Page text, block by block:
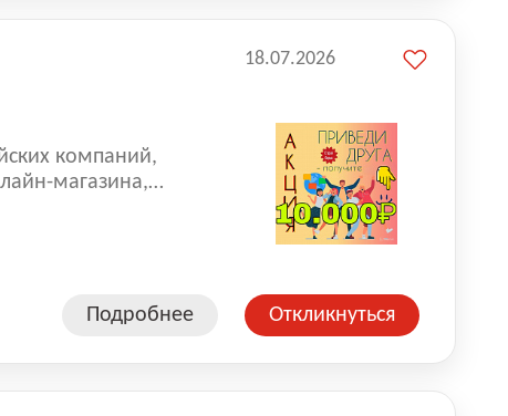
компаний,
магазина,
Маркет и
более 18 000
Подробнее
18.07.2026
Откликнуться